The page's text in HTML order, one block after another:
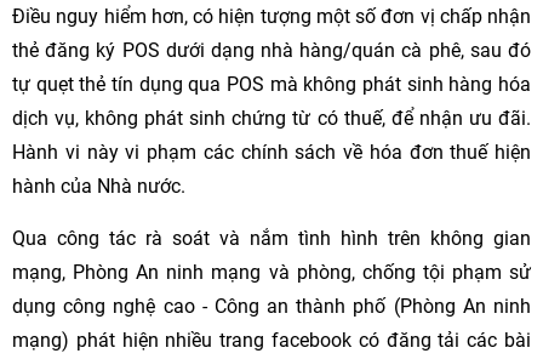
Điều nguy hiểm hơn, có hiện tượng một số đơn vị chấp nhận
thẻ đăng ký POS dưới dạng nhà hàng/quán cà phê, sau đó
tự quẹt thẻ tín dụng qua POS mà không phát sinh hàng hóa
dịch vụ, không phát sinh chứng từ có thuế, để nhận ưu đãi.
Hành vi này vi phạm các chính sách về hóa đơn thuế hiện
hành của Nhà nước.
Qua công tác rà soát và nắm tình hình trên không gian
mạng, Phòng An ninh mạng và phòng, chống tội phạm sử
dụng công nghệ cao - Công an thành phố (Phòng An ninh
mạng) phát hiện nhiều trang facebook có đăng tải các bài